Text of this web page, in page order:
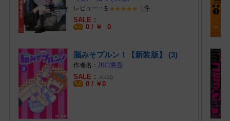
レビュー： 5 1件
0 / ￥ 0
脳みそプルン！【新装版】 (3)
川口憲吾
￥440
0 / ￥0